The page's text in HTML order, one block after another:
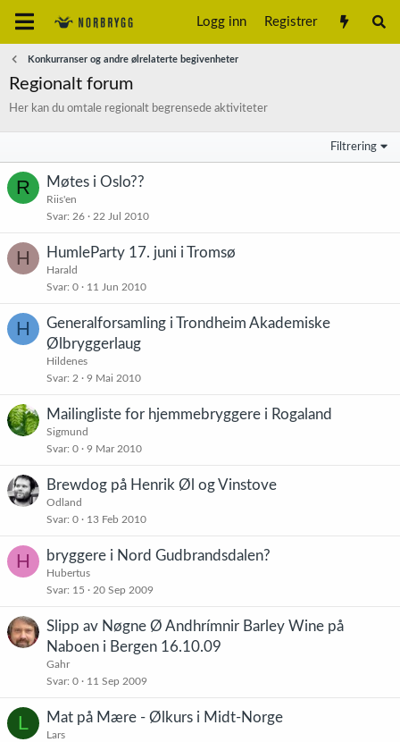
Logg inn Registrer
Konkurranser og andre ølrelaterte begivenheter
Regionalt forum
Her kan du omtale regionalt begrensede aktiviteter
Filtrering
R Møtes i Oslo??
Riis'en
Svar 26 22 Jul 2010
H HumleParty 17. juni i Tromsø
Harald
Svar 0 11 Jun 2010
H
Generalforsamling i Trondheim Akademiske
Ølbryggerlaug
Hildenes
Svar 2 9 Mai 2010
Mailingliste for hjemmebryggere i Rogaland
Sigmund
Svar 0 9 Mar 2010
Brewdog på Henrik Øl og Vinstove
Odland
Svar 0 13 Feb 2010
H bryggere i Nord Gudbrandsdalen?
Hubertus
Svar 15 20 Sep 2009
Slipp av Nøgne Ø Andhrímnir Barley Wine på
Naboen i Bergen 16.10.09
Gahr
Svar 0 11 Sep 2009
L Mat på Mære - Ølkurs i Midt-Norge
Lars